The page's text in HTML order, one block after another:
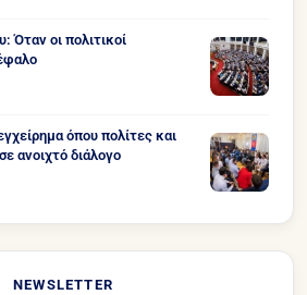
Όταν οι πολιτικοί
όπου πολίτες και
ανοιχτό διάλογο
NEWSLETTER